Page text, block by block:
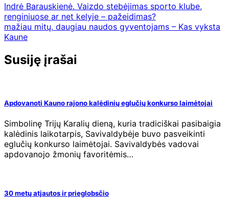
Indrė Barauskienė. Vaizdo stebėjimas sporto klube,
renginiuose ar net kelyje – pažeidimas?
mažiau mitų, daugiau naudos gyventojams – Kas vyksta
Kaune
Susiję įrašai
Apdovanoti Kauno rajono kalėdinių eglučių konkurso laimėtojai
Simbolinę Trijų Karalių dieną, kuria tradiciškai pasibaigia
kalėdinis laikotarpis, Savivaldybėje buvo pasveikinti
eglučių konkurso laimėtojai. Savivaldybės vadovai
apdovanojo žmonių favoritėmis…
30 metų atjautos ir prieglobsčio